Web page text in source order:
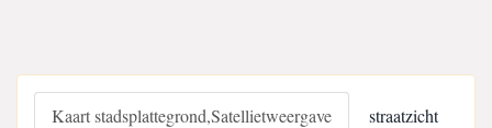
Kaart stadsplattegrond,Satellietweergave straatzicht